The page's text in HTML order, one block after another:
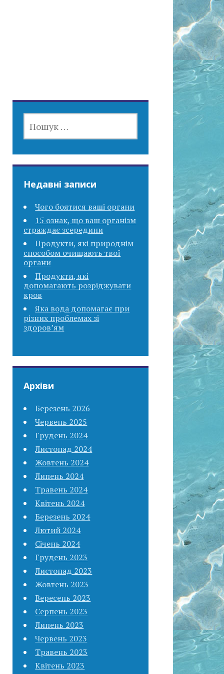
Недавні записи
Чого боятися ваші органи
15 ознак, що ваш організм
страждає зсередини
Продукти, які природнім
способом очищають твої
органи
Продукти, які
допомагають розріджувати
кров
Яка вода допомагає при
різних проблемах зі
здоров’ям
Архіви
Березень 2026
Червень 2025
Грудень 2024
Листопад 2024
Жовтень 2024
Липень 2024
Травень 2024
Квітень 2024
Березень 2024
Лютий 2024
Січень 2024
Грудень 2023
Листопад 2023
Жовтень 2023
Вересень 2023
Серпень 2023
Липень 2023
Червень 2023
Травень 2023
Квітень 2023